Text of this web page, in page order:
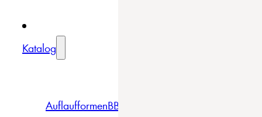
Katalog
AuflaufformenBBQ